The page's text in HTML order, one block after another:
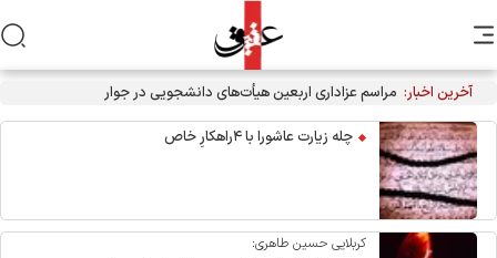
آخرین اخبار: مراسم عزاداری اربعین هیأت‌های دانشجویی در جوار محل شهادت
رهبر انقلاب
چله زیارت عاشورا با ۴راهکارِ خاص
کربلایی حسین طاهری: